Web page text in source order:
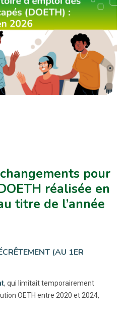
pour
réalisée en
titre de l’année
(AU 1ER
, qui limitait temporairement
OETH entre 2020 et 2024,